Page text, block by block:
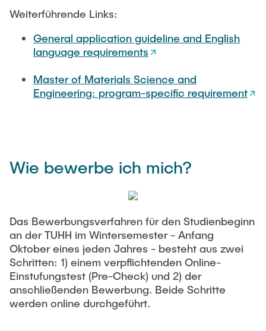
Weiterführende Links:
General application guideline and English
language requirements
Master of Materials Science and
Engineering: program-specific requirement
Wie bewerbe ich mich?
Das Bewerbungsverfahren für den Studienbeginn
an der TUHH im Wintersemester - Anfang
Oktober eines jeden Jahres - besteht aus zwei
Schritten: 1) einem verpflichtenden Online-
Einstufungstest (Pre-Check) und 2) der
anschließenden Bewerbung. Beide Schritte
werden online durchgeführt.